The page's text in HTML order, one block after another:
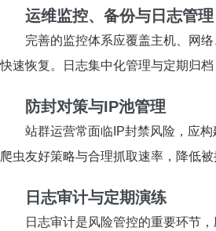
运维监控、备份与日志管理
完善的监控体系应覆盖主机、网
快速恢复。日志集中化管理与定期归
防封对策与IP池管理
站群运营常面临IP封禁风险，应
爬虫友好策略与合理抓取速率，降低
日志审计与定期演练
日志审计是风险管控的重要环节